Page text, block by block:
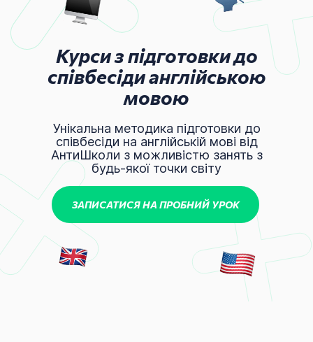
Курси з підготовки до
співбесіди англійською
мовою
Унікальна методика підготовки до
співбесіди на англійській мові від
АнтиШколи з можливістю занять з
будь-якої точки світу
ЗАПИСАТИСЯ НА ПРОБНИЙ УРОК